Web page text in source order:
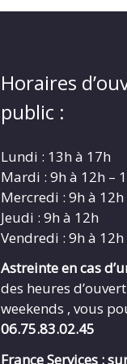
Horaires
public :
Lundi : 13h à 17h
Mardi : 9h à 12h –
Mercredi : 9h à 12h
Jeudi : 9h à 12h
Vendredi : 9h à
Astreinte en cas
des heures
weekends , vous
06.75.83.02.45
France Services :